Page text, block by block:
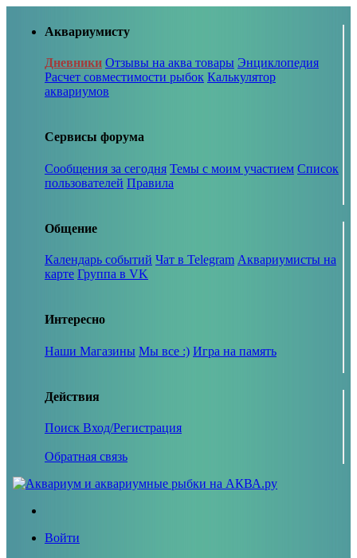
Аквариумисту
Дневники Отзывы на аква товары Энциклопедия
Расчет совместимости рыбок Калькулятор
аквариумов
Сервисы форума
Сообщения за сегодня Темы с моим участием Список
пользователей Правила
Общение
Календарь событий Чат в Telegram Аквариумисты на
карте Группа в VK
Интересно
Наши Магазины Мы все :) Игра на память
Действия
Поиск Вход/Регистрация
Обратная связь
Войти